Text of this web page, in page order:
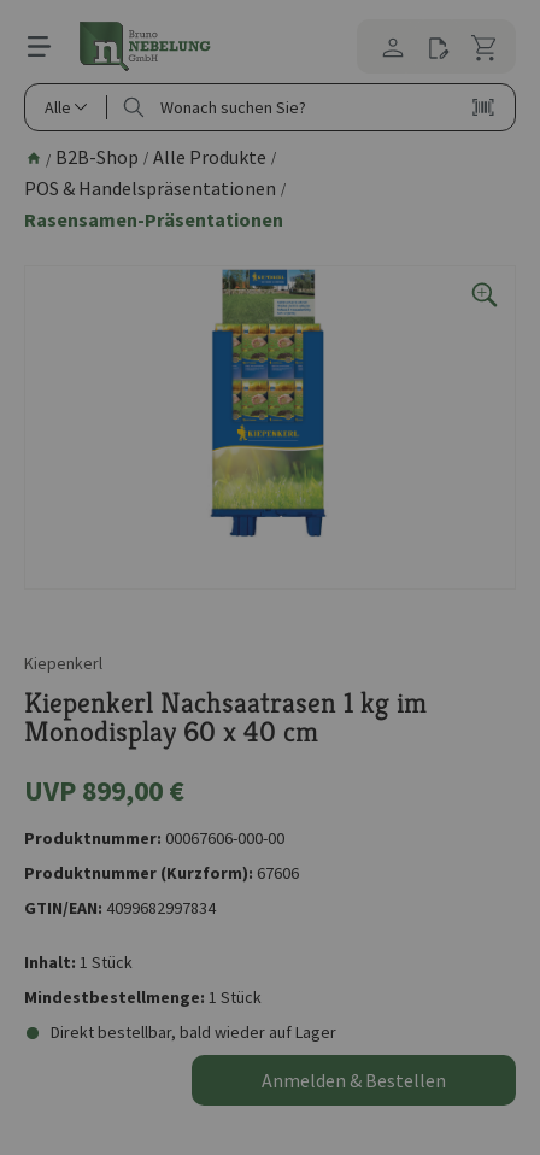
springen
Alle
/ B2B-Shop / Alle Produkte /
POS & Handelspräsentationen /
Rasensamen-Präsentationen
Kiepenkerl
Kiepenkerl Nachsaatrasen 1 kg im
Monodisplay 60 x 40 cm
UVP 899,00 €
Produktnummer: 00067606-000-00
Produktnummer (Kurzform): 67606
GTIN/EAN: 4099682997834
Inhalt: 1 Stück
Mindestbestellmenge: 1 Stück
Direkt bestellbar, bald wieder auf Lager
Anmelden & Bestellen